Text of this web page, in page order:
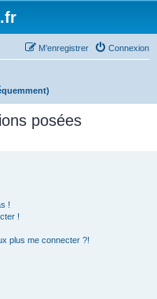
Connexion
M’enregistrer
posées
!
!
plus me connecter ?!